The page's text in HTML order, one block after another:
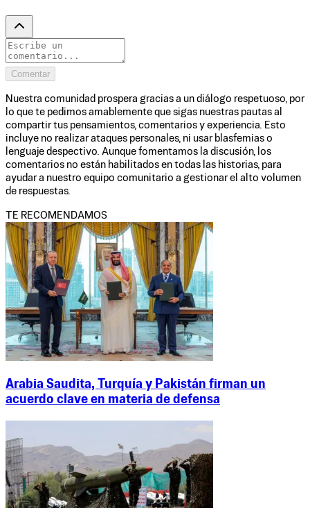
Comentar
Nuestra comunidad prospera gracias a un diálogo respetuoso, por
lo que te pedimos amablemente que sigas nuestras pautas al
compartir tus pensamientos, comentarios y experiencia. Esto
incluye no realizar ataques personales, ni usar blasfemias o
lenguaje despectivo. Aunque fomentamos la discusión, los
comentarios no están habilitados en todas las historias, para
ayudar a nuestro equipo comunitario a gestionar el alto volumen
de respuestas.
TE RECOMENDAMOS
Arabia Saudita, Turquía y Pakistán firman un
acuerdo clave en materia de defensa